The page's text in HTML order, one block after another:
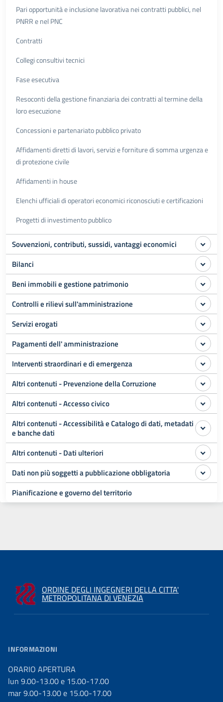
Pari opportunità e inclusione lavorativa nei contratti pubblici, nel
PNRR e nel PNC
Contratti
Collegi consultivi tecnici
Fase esecutiva
Resoconti della gestione finanziaria dei contratti al termine della
loro esecuzione
Concessioni e partenariato pubblico privato
Affidamenti diretti di lavori, servizi e forniture di somma urgenza e
di protezione civile
Affidamenti in house
Elenchi ufficiali di operatori economici riconosciuti e certificazioni
Progetti di investimento pubblico
Sovvenzioni, contributi, sussidi, vantaggi economici
Bilanci
Beni immobili e gestione patrimonio
Controlli e rilievi sull'amministrazione
Servizi erogati
Pagamenti dell' amministrazione
Interventi straordinari e di emergenza
Altri contenuti - Prevenzione della Corruzione
Altri contenuti - Accesso civico
Altri contenuti - Accessibilità e Catalogo di dati, metadati
e banche dati
Altri contenuti - Dati ulteriori
Dati non più soggetti a pubblicazione obbligatoria
Pianificazione e governo del territorio
ORDINE DEGLI INGEGNERI DELLA CITTA'
METROPOLITANA DI VENEZIA
INFORMAZIONI
ORARIO APERTURA
lun 9.00-13.00 e 15.00-17.00
mar 9.00-13.00 e 15.00-17.00